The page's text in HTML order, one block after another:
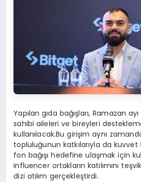
Yapılan gıda bağışları, Ramazan
sahibi aileleri ve bireyleri
kullanılacak.Bu girişim aynı
topluluğunun katkılarıyla da
fon bağışı hedefine ulaşmak için
influencer ortakların katılımını
dizi atılım gerçekleştirdi.